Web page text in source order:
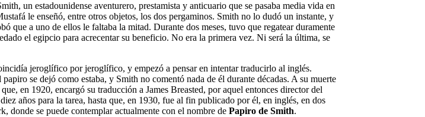
un estadounidense aventurero, prestamista y anticuario que se pasaba media vida en
le enseñó, entre otros objetos, los dos pergaminos. Smith no lo dudó un instante, y
que a uno de ellos le faltaba la mitad. Durante dos meses, tuvo que regatear duramente
el egipcio para acrecentar su beneficio. No era la primera vez. Ni será la última, se
jeroglífico por jeroglífico, y empezó a pensar en intentar traducirlo al inglés.
se dejó como estaba, y Smith no comentó nada de él durante décadas. A su muerte
en 1920, encargó su traducción a James Breasted, por aquel entonces director del
años para la tarea, hasta que, en 1930, fue al fin publicado por él, en inglés, en dos
donde se puede contemplar actualmente con el nombre de Papiro de Smith.